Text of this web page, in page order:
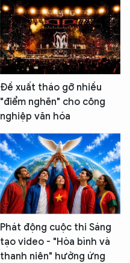
Đề xuất tháo gỡ nhiều
"điểm nghẽn" cho công
nghiệp văn hóa
Phát động cuộc thi Sáng
tạo video - "Hòa bình và
thanh niên" hưởng ứng